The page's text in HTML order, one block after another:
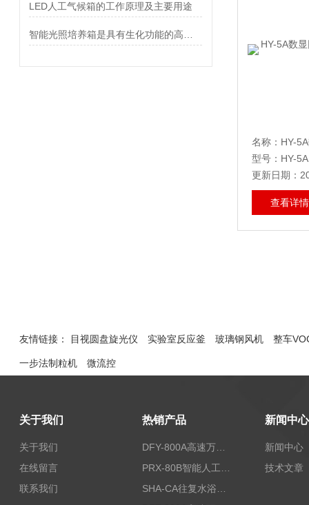
LED人工气候箱的工作原理及主要用途
型号：HY-5A
更新日期：
查看详情
友情链接： 目视圆盘旋光仪 实验室反应釜 玻璃钢风机 整车
一步法制粒机 微流控
关于我们
关于我们
在线留言
联系我们
热销产品 新闻中心
新闻中心
技术文章